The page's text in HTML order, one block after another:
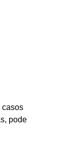
casos
pode